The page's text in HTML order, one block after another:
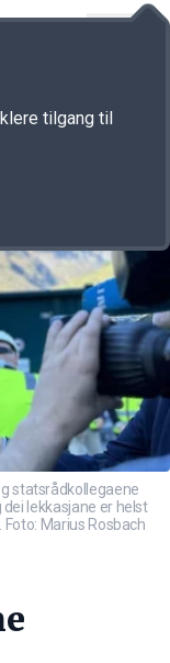
statsrådkollegaene
lekkasjane er helst
Marius Rosbach
tilgang til